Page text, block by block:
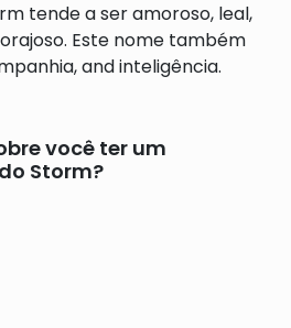
tende a ser amoroso, leal,
Este nome também
and inteligência.
você ter um
Storm?